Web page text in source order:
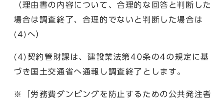
（理由書の内容について、合理的な回答と判断した
場合は調査終了、合理的でないと判断した場合は
(4)へ）
(4)契約管財課は、建設業法第40条の4の規定に基
づき国土交通省へ通報し調査終了とします。
※「労務費ダンピングを防止するための公共発注者